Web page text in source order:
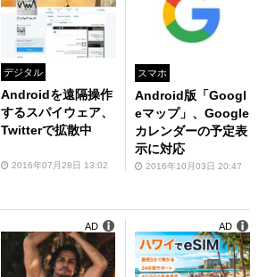
デジタル
Androidを遠隔操作
するスパイウェア、
Twitterで拡散中
2016年07月28日 13:02
スマホ
Android版「Googl
eマップ」、Google
カレンダーの予定表
示に対応
2016年10月03日 20:47
AD AD